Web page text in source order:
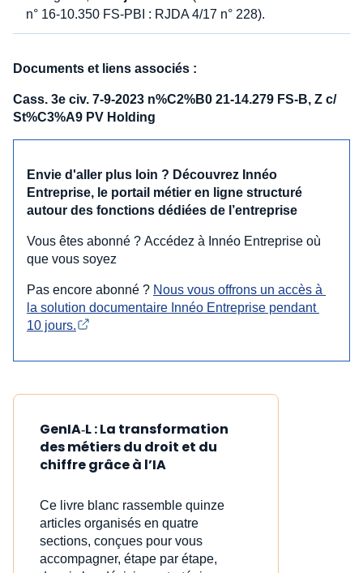
n° 16-10.350 FS-PBI : RJDA 4/17 n° 228).
Documents et liens associés :
Cass. 3e civ. 7-9-2023 n%C2%B0 21-14.279 FS-B, Z c/
St%C3%A9 PV Holding
Envie d'aller plus loin ? Découvrez Innéo
Entreprise, le portail métier en ligne structuré
autour des fonctions dédiées de l’entreprise
Vous êtes abonné ? Accédez à Innéo Entreprise où
que vous soyez
Pas encore abonné ? Nous vous offrons un accès à
la solution documentaire Innéo Entreprise pendant
10 jours.
GenIA‑L : La transformation
des métiers du droit et du
chiffre grâce à l’IA
Ce livre blanc rassemble quinze
articles organisés en quatre
sections, conçues pour vous
accompagner, étape par étape,